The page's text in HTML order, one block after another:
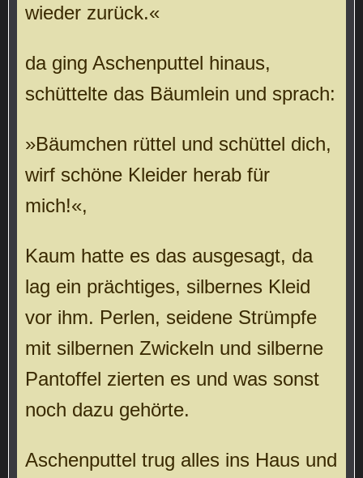
wieder zurück.«
da ging Aschenputtel hinaus,
schüttelte das Bäumlein und sprach:
»Bäumchen rüttel und schüttel dich,
wirf schöne Kleider herab für
mich!«,
Kaum hatte es das ausgesagt, da
lag ein prächtiges, silbernes Kleid
vor ihm. Perlen, seidene Strümpfe
mit silbernen Zwickeln und silberne
Pantoffel zierten es und was sonst
noch dazu gehörte.
Aschenputtel trug alles ins Haus und